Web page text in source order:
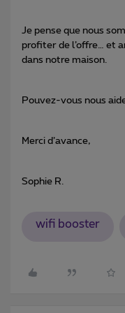
Je pense que nous
profiter de l’offre… et
dans notre maison.
Pouvez-vous nous
Merci d’avance,
Sophie R.
wifi booster